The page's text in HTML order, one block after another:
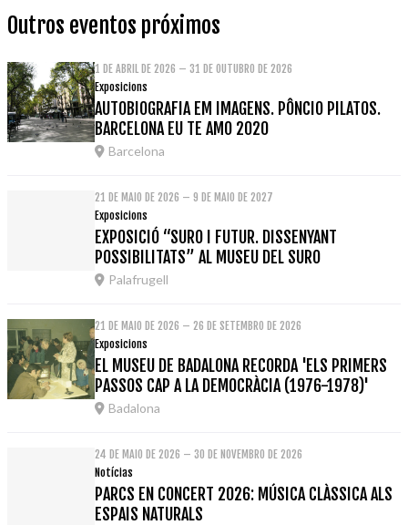
Outros eventos próximos
1 DE ABRIL DE 2026 – 31 DE OUTUBRO DE 2026
Exposicions
AUTOBIOGRAFIA EM IMAGENS. PÔNCIO PILATOS.
BARCELONA EU TE AMO 2020
Barcelona
21 DE MAIO DE 2026 – 9 DE MAIO DE 2027
Exposicions
EXPOSICIÓ “SURO I FUTUR. DISSENYANT
POSSIBILITATS” AL MUSEU DEL SURO
Palafrugell
21 DE MAIO DE 2026 – 26 DE SETEMBRO DE 2026
Exposicions
EL MUSEU DE BADALONA RECORDA 'ELS PRIMERS
PASSOS CAP A LA DEMOCRÀCIA (1976-1978)'
Badalona
24 DE MAIO DE 2026 – 30 DE NOVEMBRO DE 2026
Notícias
PARCS EN CONCERT 2026: MÚSICA CLÀSSICA ALS
ESPAIS NATURALS